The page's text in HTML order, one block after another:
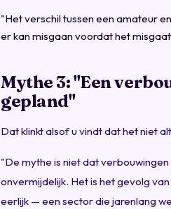
"Het verschil tussen een amateur
er kan misgaan voordat het
Mythe 3: "Een
gepland"
Dat klinkt alsof u vindt dat het niet
"De mythe is niet dat
onvermijdelijk. Het is het gevolg
eerlijk — een sector die jarenlang